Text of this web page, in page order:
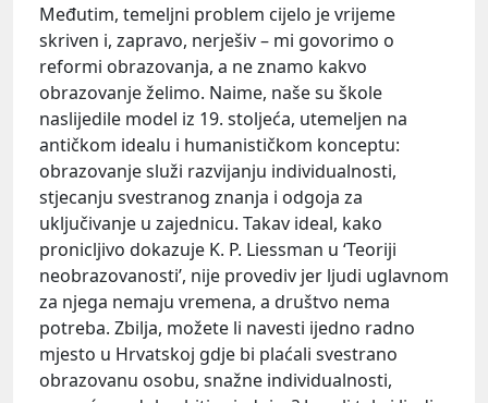
Međutim, temeljni problem cijelo je vrijeme
skriven i, zapravo, nerješiv – mi govorimo o
reformi obrazovanja, a ne znamo kakvo
obrazovanje želimo. Naime, naše su škole
naslijedile model iz 19. stoljeća, utemeljen na
antičkom idealu i humanističkom konceptu:
obrazovanje služi razvijanju individualnosti,
stjecanju svestranog znanja i odgoja za
uključivanje u zajednicu. Takav ideal, kako
pronicljivo dokazuje K. P. Liessman u ‘Teoriji
neobrazovanosti’, nije provediv jer ljudi uglavnom
za njega nemaju vremena, a društvo nema
potreba. Zbilja, možete li navesti ijedno radno
mjesto u Hrvatskoj gdje bi plaćali svestrano
obrazovanu osobu, snažne individualnosti,